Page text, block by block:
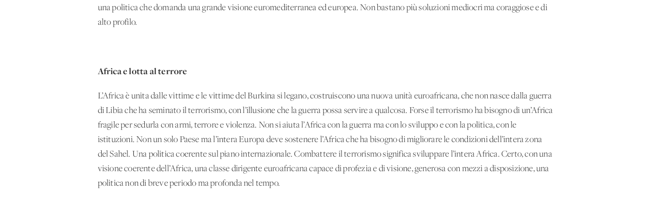
una politica che domanda una grande visione euromediterranea ed europea. Non bastano più soluzioni mediocri ma coraggiose e di
alto profilo.
Africa e lotta al terrore
L’Africa è unita dalle vittime e le vittime del Burkina si legano, costruiscono una nuova unità euroafricana, che non nasce dalla guerra
di Libia che ha seminato il terrorismo, con l’illusione che la guerra possa servire a qualcosa. Forse il terrorismo ha bisogno di un’Africa
fragile per sedurla con armi, terrore e violenza. Non si aiuta l’Africa con la guerra ma con lo sviluppo e con la politica, con le
istituzioni. Non un solo Paese ma l’intera Europa deve sostenere l’Africa che ha bisogno di migliorare le condizioni dell’intera zona
del Sahel. Una politica coerente sul piano internazionale. Combattere il terrorismo significa sviluppare l’intera Africa. Certo, con una
visione coerente dell’Africa, una classe dirigente euroafricana capace di profezia e di visione, generosa con mezzi a disposizione, una
politica non di breve periodo ma profonda nel tempo.